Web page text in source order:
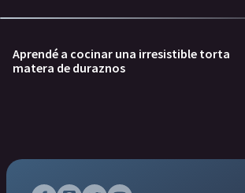
Aprendé a cocinar una irresistible torta
matera de duraznos